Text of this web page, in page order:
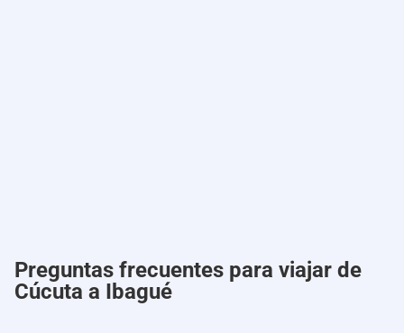
Preguntas frecuentes para viajar de
Cúcuta a Ibagué